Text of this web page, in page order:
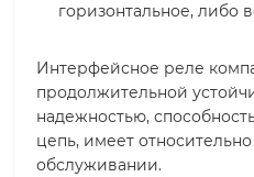
горизонтальное, либо
Интерфейсное реле
продолжительной
надежностью,
цепь, имеет
обслуживании.